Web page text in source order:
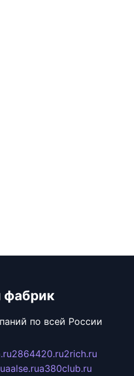
фабрик
по всей России
2864420.ru2rich.ru
aalse.rua380club.ru